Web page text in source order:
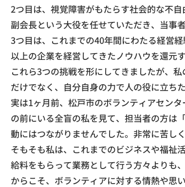
​2つ目は、 視覚障害がもたらす社会的な不
副会長という大役を任せていただき、 当事
​3つ目は、これまでの40年間にわたる経営
以上の企業を経営してきたノウハウを還元
​これら3つの挑戦を形にしてきましたが、 私
だけでなく、 自分自身の力で人の役に立ち
​実は1ヶ月前、 松戸市のボランティアセンタ
の前にいる全盲の私を見て、担当者の方は
動にはつながりませんでした。 非常に苦し
そもそも私は、これまでのビジネスや福祉活
給料をもらって業務として行う方々よりも、
からこそ、 ボランティアに対する情熱や思